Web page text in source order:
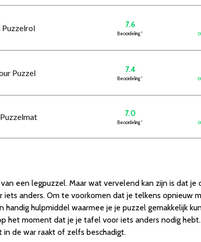
Puzzelrol 7.6
Beoordeling*
Puzzel 7.4
Beoordeling*
7.0
Beoordeling*
een legpuzzel. Maar wat vervelend kan zijn is dat
anders. Om te voorkomen dat je telkens opnieuw
hulpmiddel waarmee je je puzzel gemakkelijk
moment dat je je tafel voor iets anders nodig
de war raakt of zelfs beschadigt.